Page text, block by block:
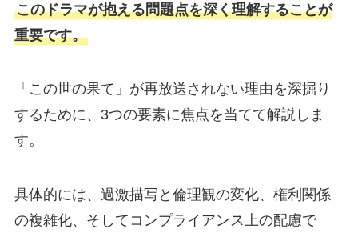
このドラマが抱える問題点を深く理解することが
重要です。
「この世の果て」が再放送されない理由を深掘り
するために、3つの要素に焦点を当てて解説しま
す。
具体的には、過激描写と倫理観の変化、権利関係
の複雑化、そしてコンプライアンス上の配慮で